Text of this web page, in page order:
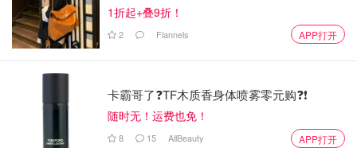
12孔的马丁靴高度为22cm
14孔的马丁靴高度为25cm
逆天20孔
1折起+叠9折！
2 Flannels APP打开
卡霸哥了❓TF木质香身体喷雾零元购❓❗
随时无！运费也免！
8 15 AllBeauty APP打开